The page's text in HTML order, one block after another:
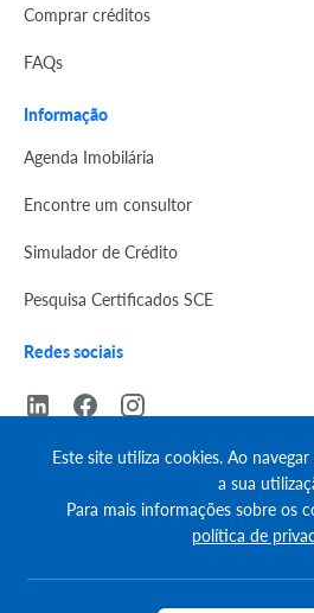
Comprar créditos
FAQs
Informação
Agenda Imobilária
Encontre um consultor
Simulador de Crédito
Pesquisa Certificados SCE
Redes sociais
© Copyright 2023 | CASACERTA. All
Este site utiliza cookies. Ao
a sua
Para mais informações sobre os
política de